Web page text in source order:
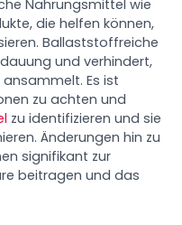
Nahrungsmittel wie
die helfen können,
Ballaststoffreiche
und verhindert,
Es ist
zu achten und
zu identifizieren und sie
Änderungen hin zu
signifikant zur
beitragen und das